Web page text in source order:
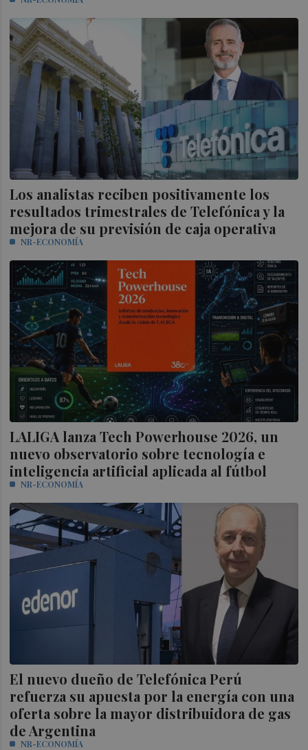
Los analistas reciben positivamente los
resultados trimestrales de Telefónica y la
mejora de su previsión de caja operativa
NR-ECONOMÍA
LALIGA lanza Tech Powerhouse 2026, un
nuevo observatorio sobre tecnología e
inteligencia artificial aplicada al fútbol
NR-ECONOMÍA
El nuevo dueño de Telefónica Perú
refuerza su apuesta por la energía con una
oferta sobre la mayor distribuidora de gas
de Argentina
NR-ECONOMÍA